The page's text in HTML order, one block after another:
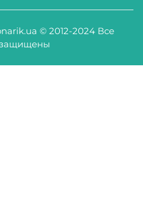
© 2012-2024 Все